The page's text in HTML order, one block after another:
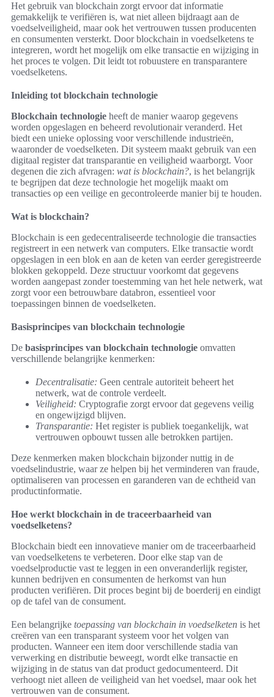
Het gebruik van blockchain zorgt ervoor dat informatie
gemakkelijk te verifiëren is, wat niet alleen bijdraagt aan de
voedselveiligheid, maar ook het vertrouwen tussen producenten
en consumenten versterkt. Door blockchain in voedselketens te
integreren, wordt het mogelijk om elke transactie en wijziging in
het proces te volgen. Dit leidt tot robuustere en transparantere
voedselketens.
Inleiding tot blockchain technologie
Blockchain technologie heeft de manier waarop gegevens
worden opgeslagen en beheerd revolutionair veranderd. Het
biedt een unieke oplossing voor verschillende industrieën,
waaronder de voedselketen. Dit systeem maakt gebruik van een
digitaal register dat transparantie en veiligheid waarborgt. Voor
degenen die zich afvragen: wat is blockchain?, is het belangrijk
te begrijpen dat deze technologie het mogelijk maakt om
transacties op een veilige en gecontroleerde manier bij te houden.
Wat is blockchain?
Blockchain is een gedecentraliseerde technologie die transacties
registreert in een netwerk van computers. Elke transactie wordt
opgeslagen in een blok en aan de keten van eerder geregistreerde
blokken gekoppeld. Deze structuur voorkomt dat gegevens
worden aangepast zonder toestemming van het hele netwerk, wat
zorgt voor een betrouwbare databron, essentieel voor
toepassingen binnen de voedselketen.
Basisprincipes van blockchain technologie
De basisprincipes van blockchain technologie omvatten
verschillende belangrijke kenmerken:
Decentralisatie: Geen centrale autoriteit beheert het
netwerk, wat de controle verdeelt.
Veiligheid: Cryptografie zorgt ervoor dat gegevens veilig
en ongewijzigd blijven.
Transparantie: Het register is publiek toegankelijk, wat
vertrouwen opbouwt tussen alle betrokken partijen.
Deze kenmerken maken blockchain bijzonder nuttig in de
voedselindustrie, waar ze helpen bij het verminderen van fraude,
optimaliseren van processen en garanderen van de echtheid van
productinformatie.
Hoe werkt blockchain in de traceerbaarheid van
voedselketens?
Blockchain biedt een innovatieve manier om de traceerbaarheid
van voedselketens te verbeteren. Door elke stap van de
voedselproductie vast te leggen in een onveranderlijk register,
kunnen bedrijven en consumenten de herkomst van hun
producten verifiëren. Dit proces begint bij de boerderij en eindigt
op de tafel van de consument.
Een belangrijke toepassing van blockchain in voedselketen is het
creëren van een transparant systeem voor het volgen van
producten. Wanneer een item door verschillende stadia van
verwerking en distributie beweegt, wordt elke transactie en
wijziging in de status van dat product gedocumenteerd. Dit
verhoogt niet alleen de veiligheid van het voedsel, maar ook het
vertrouwen van de consument.